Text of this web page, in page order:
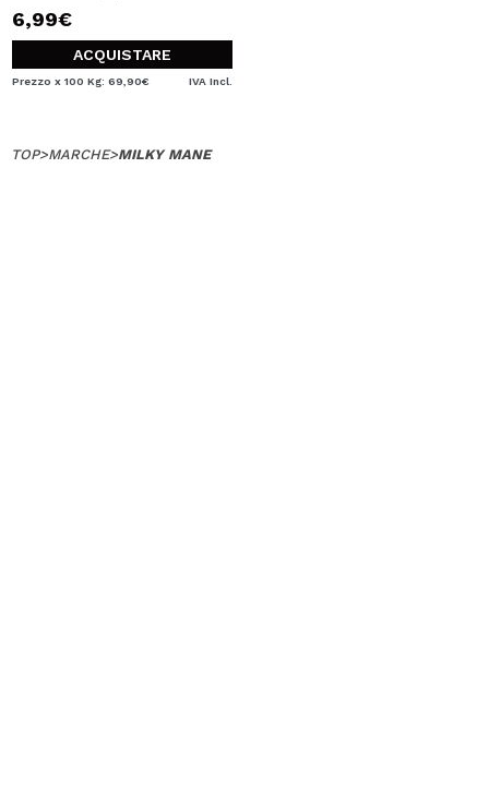
6,99€
ACQUISTARE
Prezzo x 100 Kg: 69,90€ IVA Incl.
TOP>MARCHE>MILKY MANE